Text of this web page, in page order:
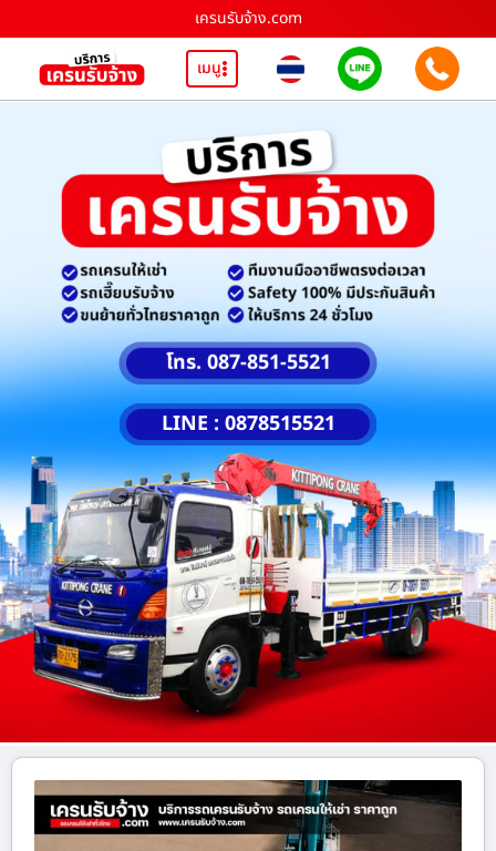
เครนรับจ้าง.com
เมนู
โทร. 087-851-5521
LINE : 0878515521